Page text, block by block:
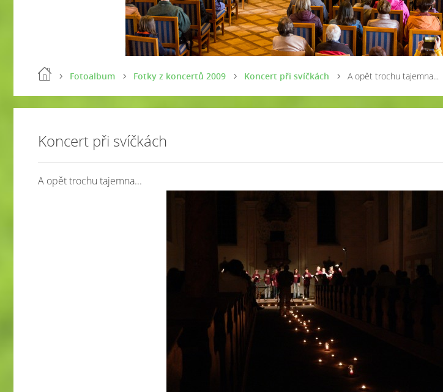
Fotoalbum Fotky z koncertů 2009 Koncert při svíčkách A opět trochu tajemna...
Koncert při svíčkách
A opět trochu tajemna...